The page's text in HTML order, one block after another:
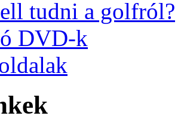
tudni a golfról?
DVD-k